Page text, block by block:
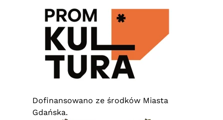
Dofinansowano ze środków Miasta
Gdańska.